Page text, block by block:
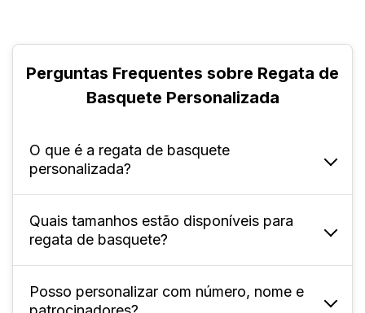
Perguntas Frequentes sobre Regata de
Basquete Personalizada
O que é a regata de basquete
personalizada?
É uma peça esportiva feita sob medida, com
possibilidade de incluir design, nome, número
e logotipo da equipe.
Quais tamanhos estão disponíveis para
regata de basquete?
Disponível para adultos nos tamanhos P ao
Posso personalizar com número, nome e